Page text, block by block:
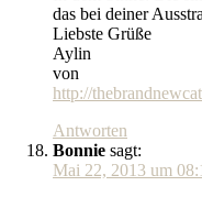
das bei deiner
Liebste Grüße
Aylin
von
http://
Antworten
Bonnie sagt:
Mai 22, 2013 um